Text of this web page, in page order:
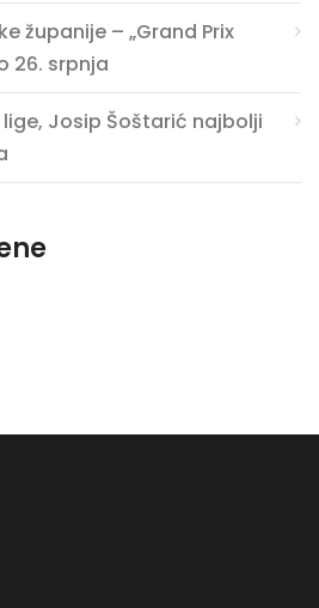
županije – „Grand Prix
26. srpnja
Josip Šoštarić najbolji